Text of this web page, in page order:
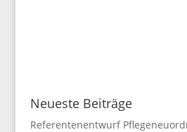
Neueste Beiträge
Referentenentwurf